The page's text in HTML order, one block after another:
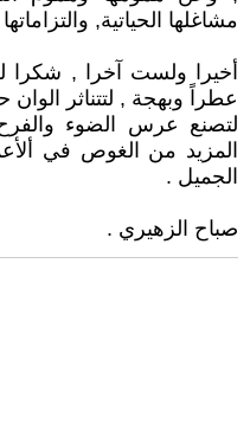
مشاغلها الحياتية,
أخيرا ولست آخرا , شكرا
عطراً وبهجة , لتتناثر
لتصنع عرس الضوء والفرح
المزيد من الغوص في
الجميل .
صباح الزهيري .